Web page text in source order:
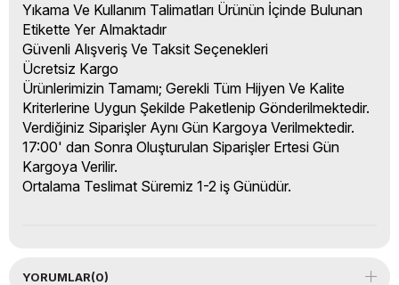
Yıkama Ve Kullanım Talimatları Ürünün İçinde Bulunan
Etikette Yer Almaktadır
Güvenli Alışveriş Ve Taksit Seçenekleri
Ücretsiz Kargo
Ürünlerimizin Tamamı; Gerekli Tüm Hijyen Ve Kalite
Kriterlerine Uygun Şekilde Paketlenip Gönderilmektedir.
Verdiğiniz Siparişler Aynı Gün Kargoya Verilmektedir.
17:00' dan Sonra Oluşturulan Siparişler Ertesi Gün
Kargoya Verilir.
Ortalama Teslimat Süremiz 1-2 iş Günüdür.
YORUMLAR(0)